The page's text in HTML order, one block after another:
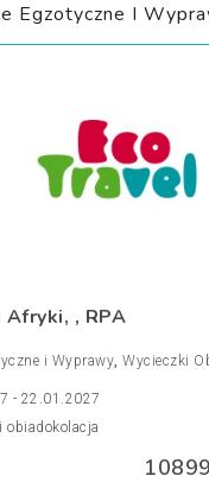
Egzotyczne I
Afryki, , RPA
i Wyprawy, Wycieczki
- 22.01.2027
obiadokolacja